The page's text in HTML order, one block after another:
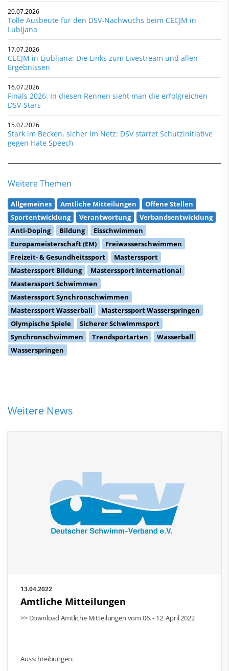
20.07.2026
Tolle Ausbeute für den DSV-Nachwuchs beim CECJM in
Lubljana
17.07.2026
CECJM in Ljubljana: Die Links zum Livestream und allen
Ergebnissen
16.07.2026
Finals 2026: In diesen Rennen sieht man die erfolgreichen
DSV-Stars
15.07.2026
Stark im Becken, sicher im Netz: DSV startet Schutzinitiative
gegen Hate Speech
Weitere Themen
Allgemeines Amtliche Mitteilungen
Offene Stellen
Sportentwicklung
Verantwortung
Verbandsentwicklung
Anti-Doping
Bildung
Eisschwimmen
Europameisterschaft (EM)
Freiwasserschwimmen
Freizeit- & Gesundheitssport
Masterssport
Masterssport Bildung
Masterssport International
Masterssport Schwimmen
Masterssport Synchronschwimmen
Masterssport Wasserball
Masterssport Wasserspringen
Olympische Spiele
Sicherer Schwimmsport
Synchronschwimmen
Trendsportarten
Wasserball
Wasserspringen
Weitere News
13.04.2022
Amtliche Mitteilungen
>> Download Amtliche Mitteilungen vom 06. - 12. April 2022
Ausschreibungen: